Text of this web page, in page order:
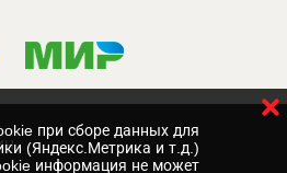
при сборе данных для
(Яндекс.Метрика и т.д.)
информация не может